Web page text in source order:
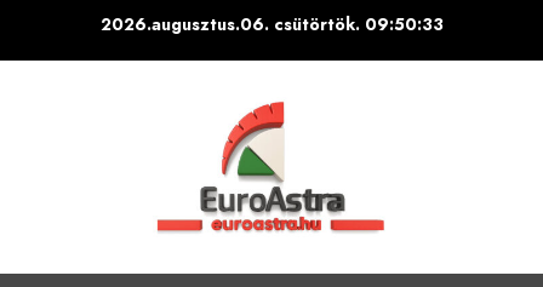
2026.augusztus.06. csütörtök. 09:50:34